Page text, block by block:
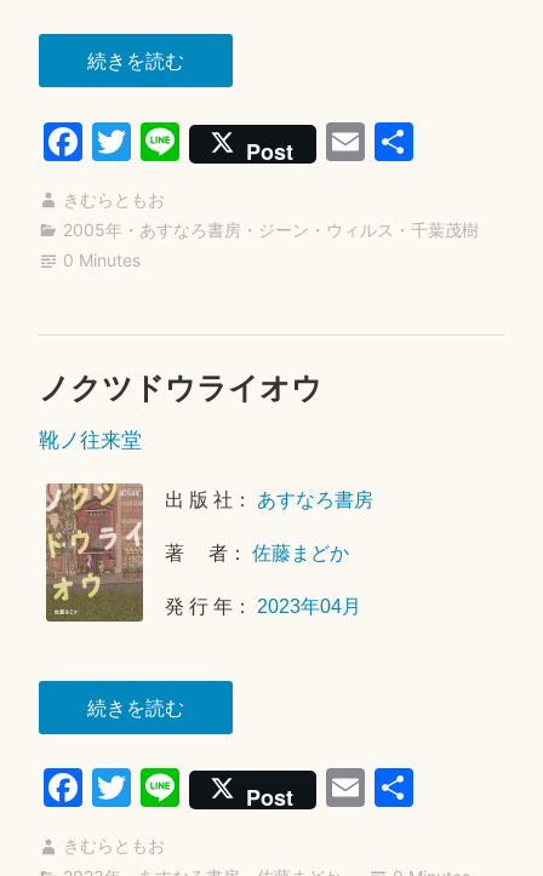
続きを読む“お
り
の
中
秘
Fa
ce
bo
ok
T
wi
tte
r
Li
ne
Post E
m
ail
共
きむらともお
2005年 ・ あすなろ書房 ・ ジーン・ウィルス ・ 千葉茂樹
0 Minutes
ノクツドウライオウ
靴ノ往来堂
出 版 社： あすなろ書房
著 者：佐藤まどか
発 行 年： 2023年04月
続きを読む“ノ
ク
ツ
ド
Fa
ce
bo
T
wi
tte
Li
ne
Post E
ail
共
きむらともお
年